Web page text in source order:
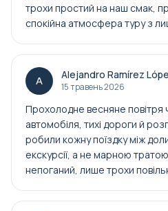
трохи простий на наш смак,
спокійна атмосфера туру з
A Alejandro Ramírez
15 травень 2026
Прохолодне весняне повітря
автомобіля, тихі дороги й
робили кожну поїздку між
екскурсії, а не марною
непоганий, лише трохи